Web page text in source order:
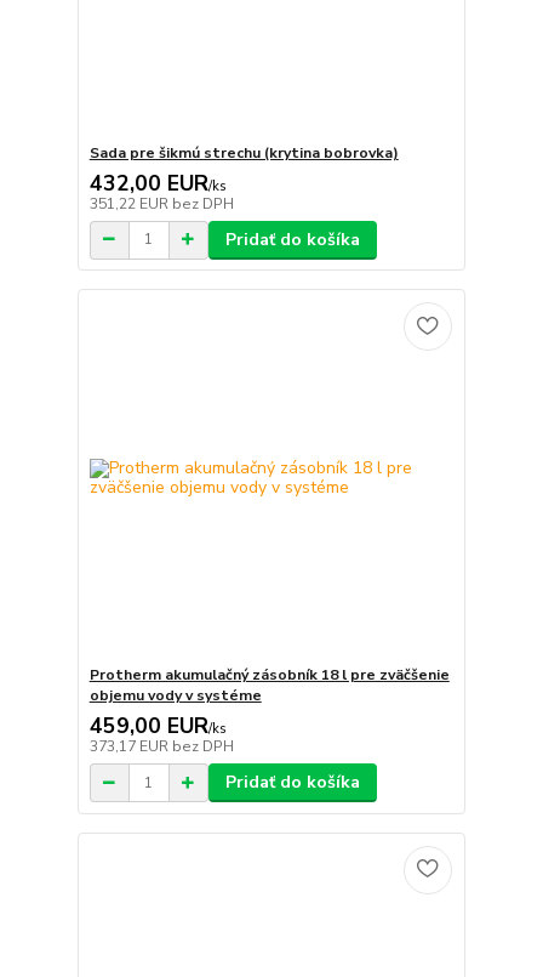
Sada pre šikmú strechu (krytina bobrovka)
432,00 EUR/ks
351,22 EUR bez DPH
Pridať do košíka
Protherm akumulačný zásobník 18 l pre zväčšenie
objemu vody v systéme
459,00 EUR/ks
373,17 EUR bez DPH
Pridať do košíka